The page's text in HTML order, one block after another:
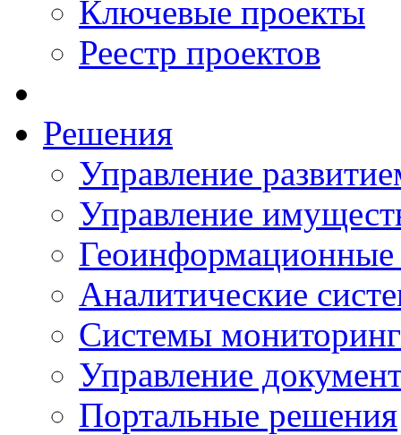
Ключевые проекты
Реестр проектов
Решения
Управление
Управление
Аналитические
Системы
Управление
Портальные решения